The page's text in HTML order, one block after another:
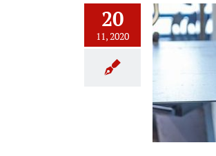
20
11, 2020
mecanizados personalizados y